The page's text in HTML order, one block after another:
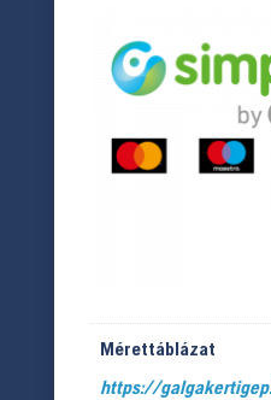
Mérettáblázat
https://